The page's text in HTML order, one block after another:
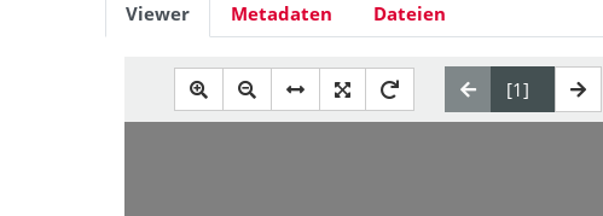
Viewer Metadaten Dateien